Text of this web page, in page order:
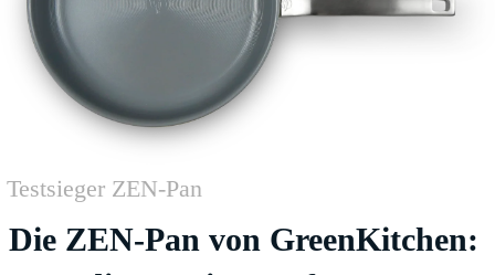
Testsieger ZEN-Pan
Die ZEN-Pan von GreenKitchen: